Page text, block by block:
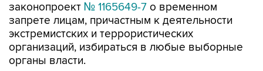
законопроект № 1165649-7 о временном
запрете лицам, причастным к деятельности
экстремистских и террористических
организаций, избираться в любые выборные
органы власти.